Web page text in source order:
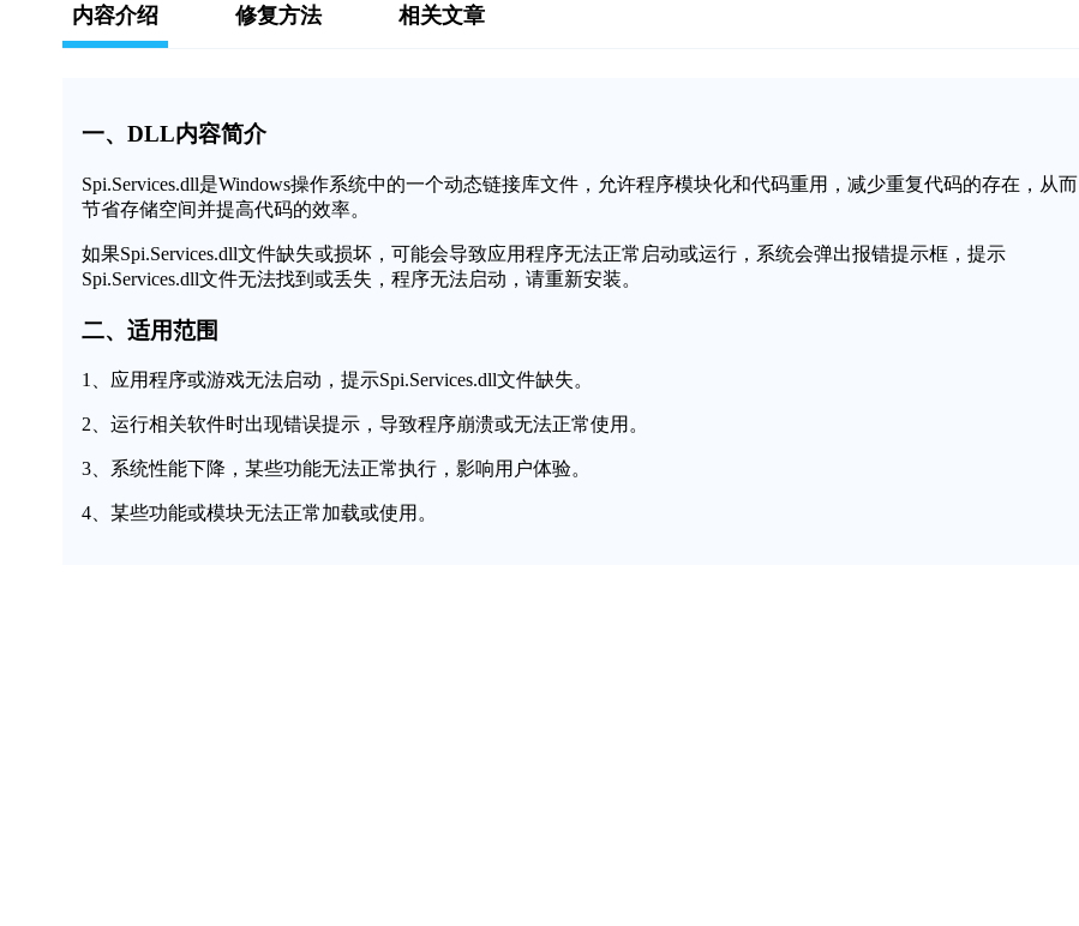
内容介绍 修复方法 相关文章
一、DLL内容简介
Spi.Services.dll是Windows操作系统中的一个动态链接库文件，允许程序模块化和代码重用，减少重复代码的存在，从而
节省存储空间并提高代码的效率。
如果Spi.Services.dll文件缺失或损坏，可能会导致应用程序无法正常启动或运行，系统会弹出报错提示框，提示
Spi.Services.dll文件无法找到或丢失，程序无法启动，请重新安装。
二、适用范围
1、应用程序或游戏无法启动，提示Spi.Services.dll文件缺失。
2、运行相关软件时出现错误提示，导致程序崩溃或无法正常使用。
3、系统性能下降，某些功能无法正常执行，影响用户体验。
4、某些功能或模块无法正常加载或使用。